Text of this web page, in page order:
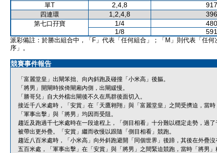
單T 2,4,8
四連環 1,2,4,8
第七口孖寶 1/4
1/8
派彩備註：於勝出組合中，「F」代表「任何組合」；「M」則代表「任何
序」。
競賽事件報告
「富麗堂皇」出閘笨拙、向內斜跑及碰撞「小米高」後軀。
「將男」開閘時挨倚閘廂內側，出閘緩慢。
「勝哥兒」自大外檔出閘後不久在馬群後面切入。
接近千八米處時，「安賞」在「天鷹翱翔」與「富麗堂皇」之間受擠迫，當
「軍事出擊」與「將男」均因而受阻。
趨近及跑過千七米處時在一段途程上，「側目相看」十分難以穩定走勢，過
被帶出更外疊。「安賞」繼而收慢以跟隨「側目相看」競跑。
趨近八百米處時，「小米高」向外斜跑避開「同個世界」後蹄，其後在外疊
五百米處，「軍事出擊」在「安賞」與「將男」之間緊迫競跑，當時「將男